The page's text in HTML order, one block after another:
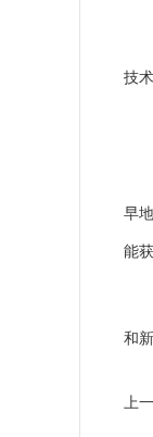
发
技
发
早
能
以
和
上